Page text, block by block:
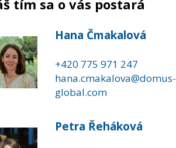
tím sa o vás postará
Hana Čmakalová
+420 775 971 247
hana.cmakalova@domus-
global.com
Petra Řeháková